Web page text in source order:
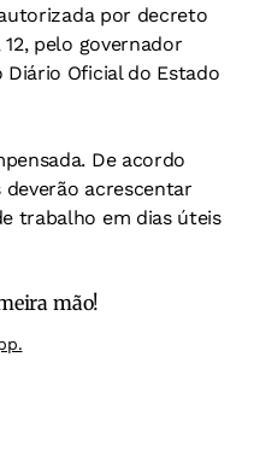
por decreto
pelo governador
Diário Oficial do Estado
De acordo
acrescentar
trabalho em dias úteis
mão!